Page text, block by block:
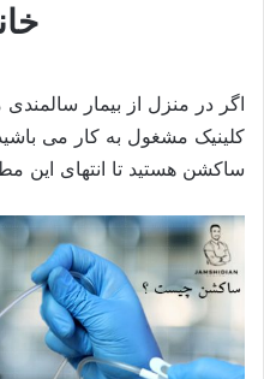
اگر در منزل از بیمار
کلینیک مشغول به کار می
ساکشن هستید تا انتهای این